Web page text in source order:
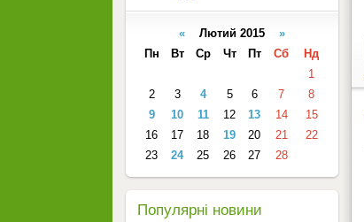
« Лютий 2015 »
Пн
Вт Ср Чт Пт Сб
Нд
1
2
3 4 5 6 7
8
9
10 11 12 13 14
15
16
17 18 19 20 21
22
23
24 25 26 27 28
Популярні новини